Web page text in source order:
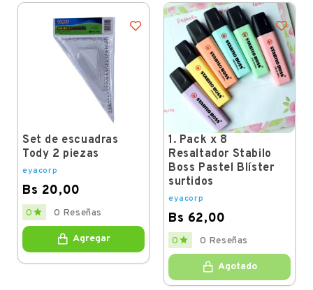
Set de escuadras
Tody 2 piezas
eyacorp
Bs 20,00
Price
0  0 Reseñas
Agregar
1. Pack x 8
Resaltador Stabilo
Boss Pastel Blíster
surtidos
eyacorp
Bs 62,00
Price
0  0 Reseñas
Agotado